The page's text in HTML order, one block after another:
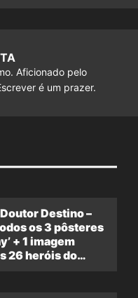
Aficionado pelo
é um prazer.
Destino –
os 3 pôsteres
+ 1 imagem
26 heróis do